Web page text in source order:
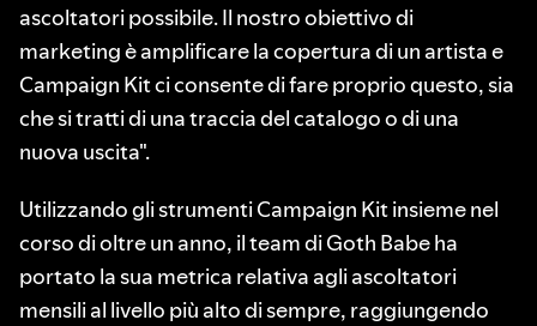
ascoltatori possibile. Il nostro obiettivo di
marketing è amplificare la copertura di un artista e
Campaign Kit ci consente di fare proprio questo, sia
che si tratti di una traccia del catalogo o di una
nuova uscita".
Utilizzando gli strumenti Campaign Kit insieme nel
corso di oltre un anno, il team di Goth Babe ha
portato la sua metrica relativa agli ascoltatori
mensili al livello più alto di sempre, raggiungendo